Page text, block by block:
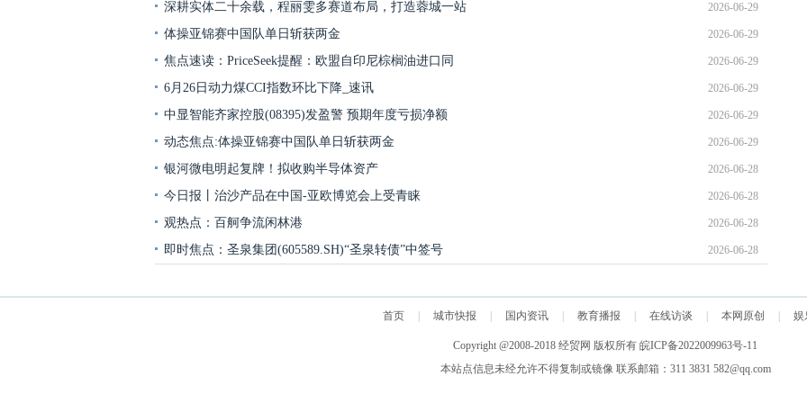
深耕实体二十余载，程丽雯多赛道布局，打造蓉城一站 2026-06-29
体操亚锦赛中国队单日斩获两金 2026-06-29
焦点速读：PriceSeek提醒：欧盟自印尼棕榈油进口同 2026-06-29
6月26日动力煤CCI指数环比下降_速讯 2026-06-29
中显智能齐家控股(08395)发盈警 预期年度亏损净额 2026-06-29
动态焦点:体操亚锦赛中国队单日斩获两金 2026-06-29
银河微电明起复牌！拟收购半导体资产 2026-06-28
今日报丨治沙产品在中国-亚欧博览会上受青睐 2026-06-28
观热点：百舸争流闲林港 2026-06-28
即时焦点：圣泉集团(605589.SH)“圣泉转债”中签号 2026-06-28
首页 城市快报 国内资讯 教育播报 在线访谈 本网原创 娱
Copyright @2008-2018 经贸网 版权所有 皖ICP备2022009963号-11
本站点信息未经允许不得复制或镜像 联系邮箱：311 3831 582@qq.com